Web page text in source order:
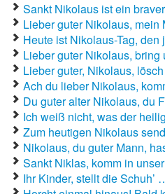
Sankt Nikolaus ist ein
Lieber guter Nikolaus,
Heute ist Nikolaus-Tag,
Lieber guter Nikolaus,
Lieber guter, Nikolaus,
Ach du lieber Nikolaus,
Du guter alter Nikolaus, du
Ich weiß nicht, was der
Zum heutigen Nikolaus
Nikolaus, du guter Mann,
Sankt Niklas, komm in
Ihr Kinder, stellt die Schuh’